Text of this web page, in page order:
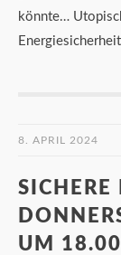
könnte…
8. APRIL 2024
SICHERE
UM